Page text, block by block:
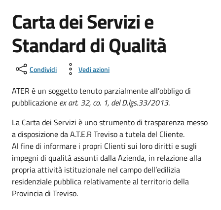
Carta dei Servizi e
Standard di Qualità
Condividi Vedi azioni
ATER è un soggetto tenuto parzialmente all’obbligo di
pubblicazione ex art. 32, co. 1, del D.lgs.33/2013.
La Carta dei Servizi è uno strumento di trasparenza messo
a disposizione da A.T.E.R Treviso a tutela del Cliente.
Al fine di informare i propri Clienti sui loro diritti e sugli
impegni di qualità assunti dalla Azienda, in relazione alla
propria attività istituzionale nel campo dell’edilizia
residenziale pubblica relativamente al territorio della
Provincia di Treviso.